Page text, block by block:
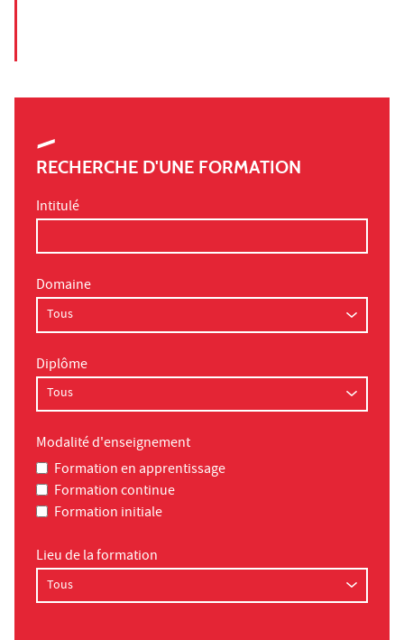
RECHERCHE D'UNE FORMATION
Intitulé
Domaine
Diplôme
Modalité d'enseignement
Formation en apprentissage
Formation continue
Formation initiale
Lieu de la formation